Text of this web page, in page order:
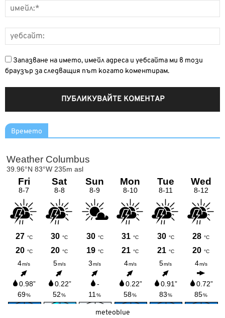
Запазване на името, имейл адреса и уебсайта ми в този
браузър за следващия път когато коментирам.
Времето
meteoblue